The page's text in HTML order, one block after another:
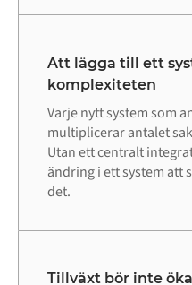
Att lägga till ett
komplexiteten
Varje nytt system som
multiplicerar antalet
Utan ett centralt
ändring i ett system att
det.
Tillväxt bör inte